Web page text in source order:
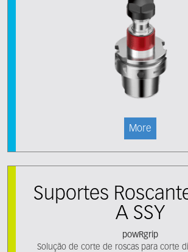
More
Suportes
A SSY
powRgrip
Solução de corte de roscas para corte